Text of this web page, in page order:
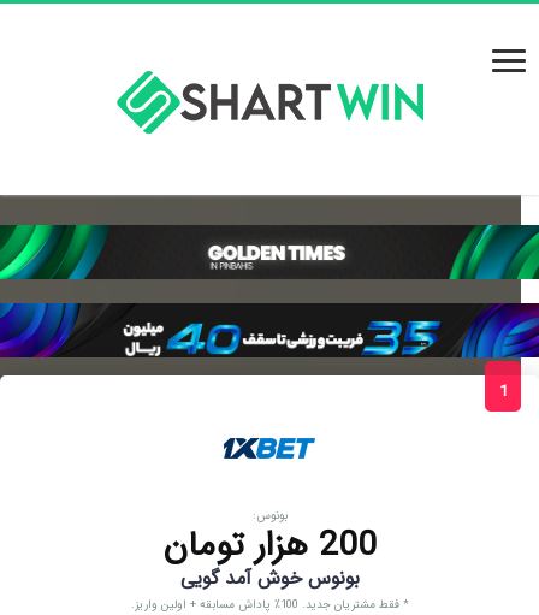
بونوس:
200 هزار تومان
بونوس خوش آمد گویی
* فقط مشتریان جدید. 100٪ پاداش مسابقه + اولین واریز.